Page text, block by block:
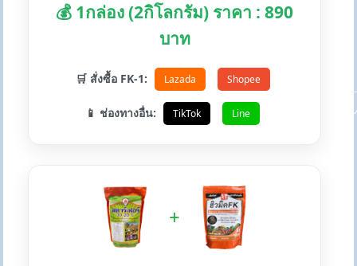
💰 1กล่อง (2กิโลกรัม) ราคา : 890
บาท
🛒 สั่งซื้อ FK-1: Lazada Shopee
📱 ช่องทางอื่น: TikTok Line
+